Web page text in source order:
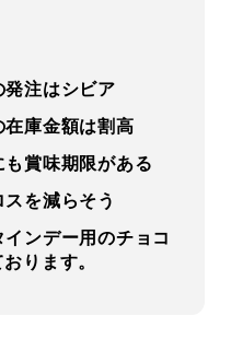
注はシビア
庫金額は割高
賞味期限がある
を減らそう
ンデー用のチョコ
ります。